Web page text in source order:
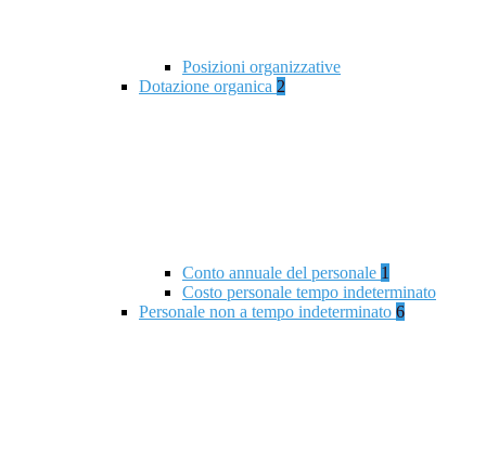
Posizioni organizzative
Dotazione organica 2
Conto annuale del personale 1
Costo personale tempo indeterminato
Personale non a tempo indeterminato 6